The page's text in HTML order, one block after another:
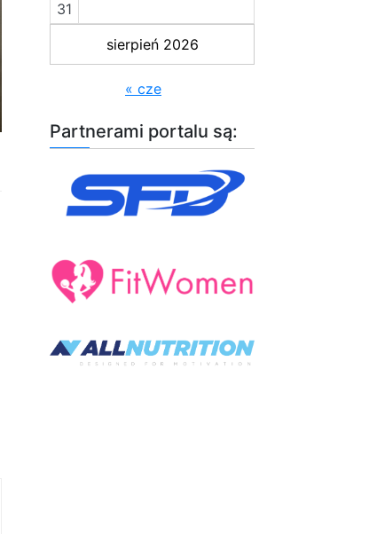
sierpień 2026
31
« cze
Partnerami portalu są: